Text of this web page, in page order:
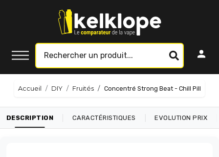
Accueil DIY Fruités Concentré Strong Beat - Chill Pill
DESCRIPTION CARACTÉRISTIQUES EVOLUTION PRIX